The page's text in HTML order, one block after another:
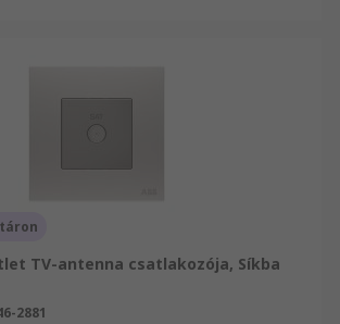
TV-antenna csatlakozója, Síkba
2881